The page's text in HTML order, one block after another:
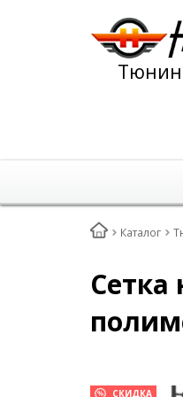
Каталог
СКИДКА